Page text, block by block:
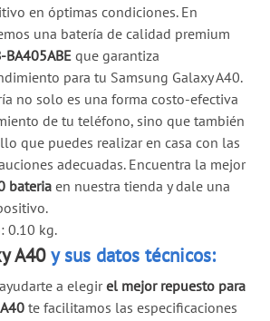
en óptimas condiciones. En
una batería de calidad premium
BA405ABE que garantiza
para tu Samsung Galaxy A40.
no solo es una forma costo-efectiva
de tu teléfono, sino que también
que puedes realizar en casa con las
adecuadas. Encuentra la mejor
bateria en nuestra tienda y dale una
0.10 kg.
A40y sus datos técnicos:
a elegirel mejor repuesto para
te facilitamos las especificaciones